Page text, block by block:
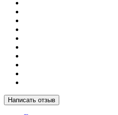
Написать отзыв